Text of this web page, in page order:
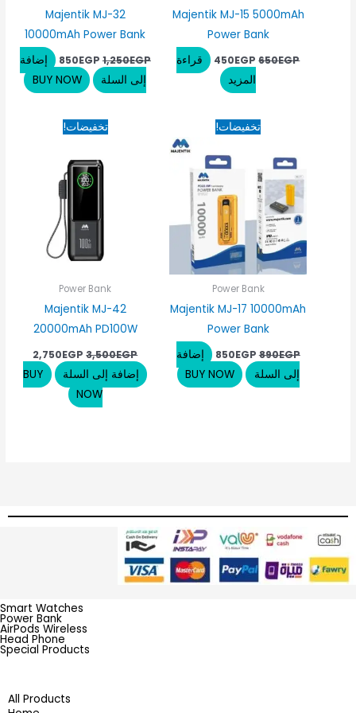
Majentik MJ-15 5000mAh
Power Bank
650EGP
450EGP
قراءة
المزيد
Majentik MJ-32
10000mAh Power Bank
1,250EGP
850EGP
إضافة
إلى السلة
BUY NOW
تخفيضات!
Power Bank
Majentik MJ-17 10000mAh
Power Bank
890EGP
السعر
الأصلي
890EGP.
850EGP
السعر
الحالي
850EGP.
إضافة
إلى السلة
BUY NOW
تخفيضات!
Power Bank
Majentik MJ-42
20000mAh PD100W
3,500EGP
السعر
الأصلي
3,500EGP.
2,750EGP
إضافة إلى السلة
BUY
NOW
Smart Watches
Power Bank
AirPods Wireless
Head Phone
Special Products
All Products